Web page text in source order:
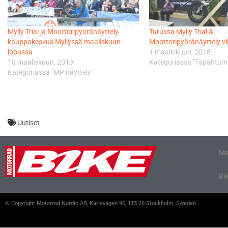
Mylly Trial ja Moottoripyöränäyttely
kauppakeskus Myllyssä maaliskuun
lopussa
10 maaliskuun, 2019
Kategoriassa "MP näyttely"
Turussa Mylly Trial &
Moottoripyöränäyttely
1 maaliskuun, 2018
Kategoriassa
Uutiset
© Copyright Motorrad Nordic AB, Karlavägen 96, 115 26 Stockholm, Sweden